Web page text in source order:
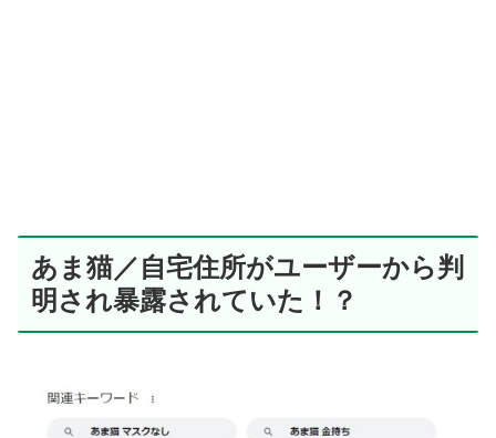
あま猫／自宅住所がユーザーから判
明され暴露されていた！？